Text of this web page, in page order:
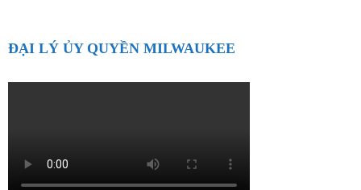
ĐẠI LÝ ỦY QUYỀN MILWAUKEE